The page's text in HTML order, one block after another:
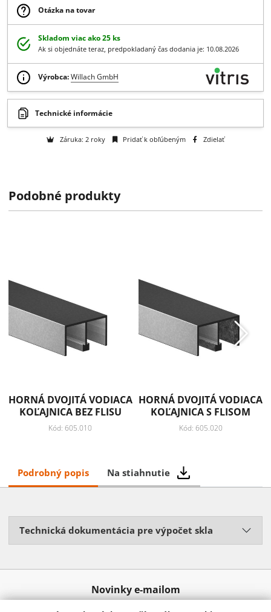
- + Do košíka
Získajte B2B zľavy > > >
Otázka na tovar
Skladom viac ako 25 ks
Ak si objednáte teraz, predpokladaný čas dodania je: 10.08.2026
Technické informácie
Podobné produkty
HORNÁ DVOJITÁ VODIACA
KOĽAJNICA BEZ FLISU
Kód: 605.010
HORNÁ DVOJITÁ VODIACA
KOĽAJNICA S FLISOM
Kód: 605.020
Podrobný popis Na stiahnutie
Technická dokumentácia pre výpočet skla
Novinky e-mailom